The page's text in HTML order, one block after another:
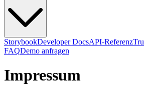
StorybookDeveloper DocsAPI-Referenz
FAQDemo anfragen
Impressum